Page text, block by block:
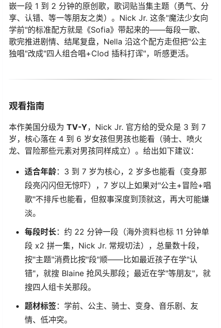
嵌一段 1 到 2 分钟的原创歌，歌词贴当集主题（勇气、分
享、认错、等一等朋友之类）。Nick Jr. 这条"魔法少女向
学前"的标准配方就是《Sofia》带起来的——每段一歌、
歌完推进剧情、结尾复盘，Nella 沿这个配方走但把"公主
独唱"改成"四人组合唱+Clod 插科打诨"，听感更活。
观看指南
本作美国分级为 TV-Y，Nick Jr. 官方给的受众是 3 到 7
岁，核心落在 4 到 6 岁女孩但男孩也能看（骑士、喷火
龙、冒险那些元素对男孩同样成立）。给出如下建议：
适合年龄：3 到 7 岁为核心，2 岁多也能看（变身那
段亮闪闪但无惊吓），7 岁以上如果对"公主+冒险+唱
歌"不排斥也能看，但叙事深度到顶就这，再大可能嫌
淡。
每段时长：约 22 分钟一段（海外资料也标 11 分钟单
段 x2 拼一集，Nick Jr. 常规切法），总量数十段，
按"主题"消费比按"段"顺——比如最近孩子在学"认
错"，就搜 Blaine 抢风头那段；最近在学"等朋友"，就
搜四人组卡关那段。
题材标签：学前、公主、骑士、变身、音乐剧、友
情、低冲突。